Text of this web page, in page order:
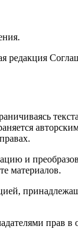
и
материалов.
прав в